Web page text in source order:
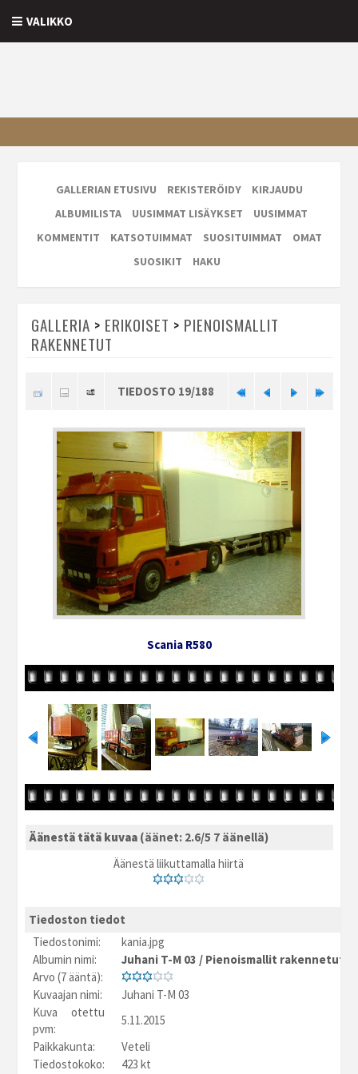
VALIKKO
GALLERIAN ETUSIVU REKISTERÖIDY
KIRJAUDU
ALBUMILISTA
UUSIMMAT LISÄYKSET
UUSIMMAT
KOMMENTIT
KATSOTUIMMAT SUOSITUIMMAT
OMAT
SUOSIKIT
HAKU
GALLERIA > ERIKOISET > PIENOISMALLIT
RAKENNETUT
TIEDOSTO 19/188
Scania R580
Äänestä tätä kuvaa (äänet: 2.6/5 7 äänellä)
Äänestä liikuttamalla hiirtä
Tiedoston tiedot
Tiedostonimi:
kania.jpg
Albumin nimi:
Juhani T-M 03 / Pienoismallit rakennetut
Arvo (7 ääntä):
Kuvaajan nimi:
Juhani T-M 03
Kuva otettu
pvm:
5.11.2015
Paikkakunta:
Veteli
Tiedostokoko:
423 kt